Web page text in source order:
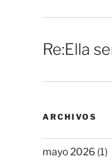
Re:Ella
ARCHIVOS
mayo 2026(1)